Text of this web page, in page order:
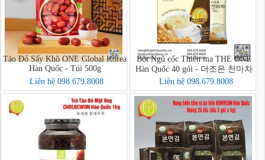
Táo Đỏ Sấy Khô ONE Global Korea
Hàn Quốc - Túi 500g
Liên hệ 098.679.8008
Bột Ngũ cốc Thiên ma THE ONE
Hàn Quốc 40 gói - 더조은 천마차
40포
Liên hệ 098.679.8008